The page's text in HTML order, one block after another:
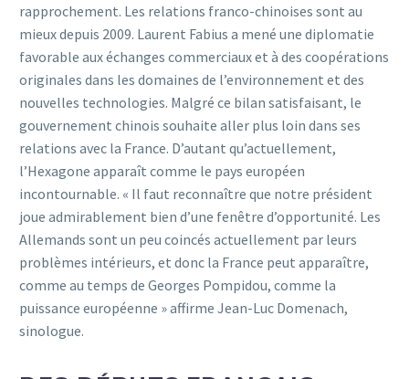
rapprochement. Les relations franco-chinoises sont au
mieux depuis 2009. Laurent Fabius a mené une diplomatie
favorable aux échanges commerciaux et à des coopérations
originales dans les domaines de l’environnement et des
nouvelles technologies. Malgré ce bilan satisfaisant, le
gouvernement chinois souhaite aller plus loin dans ses
relations avec la France. D’autant qu’actuellement,
l’Hexagone apparaît comme le pays européen
incontournable. « Il faut reconnaître que notre président
joue admirablement bien d’une fenêtre d’opportunité. Les
Allemands sont un peu coincés actuellement par leurs
problèmes intérieurs, et donc la France peut apparaître,
comme au temps de Georges Pompidou, comme la
puissance européenne » affirme Jean-Luc Domenach,
sinologue.